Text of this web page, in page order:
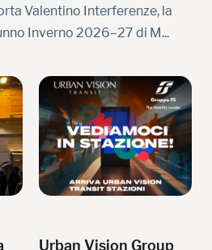
Valentino Interferenze, la
Inverno 2026–27 di M...
Urban Vision Group